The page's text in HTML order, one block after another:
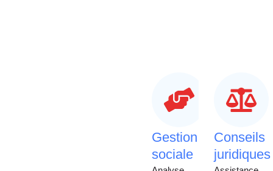
Gestion
sociale
Conseils
juridiques